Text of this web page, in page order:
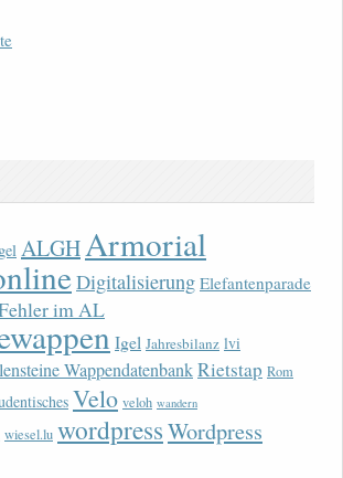
ALGHArmorial
Digitalisierung Elefantenparade
im AL
Igel Jahresbilanz lvi
WappendatenbankRietstap Rom
Velo veloh wandern
wiesel.lu wordpressWordpress